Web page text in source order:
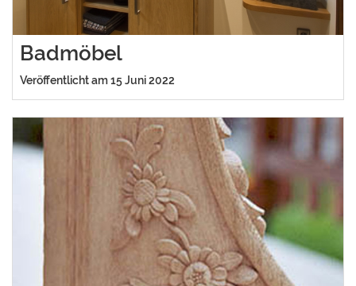
Badmöbel
Veröffentlicht am 15 Juni 2022